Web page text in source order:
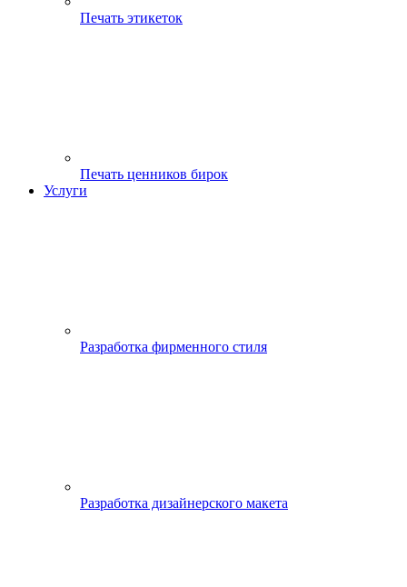
Печать этикеток
Печать ценников бирок
Услуги
Разработка фирменного стиля
Разработка дизайнерского макета